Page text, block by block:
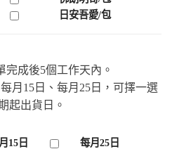
日安吾愛/包
完成後5個工作天內。
月15日、每月25日，可擇一選
起出貨日。
15日 每月25日